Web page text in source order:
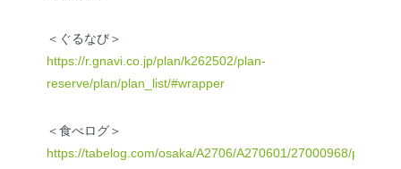
＜ぐるなび＞
https://r.gnavi.co.jp/plan/k262502/plan-
reserve/plan/plan_list/#wrapper
＜食べログ＞
https://tabelog.com/osaka/A2706/A270601/27000968/party/